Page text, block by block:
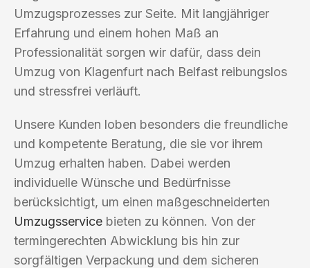
Umzugsprozesses zur Seite. Mit langjähriger
Erfahrung und einem hohen Maß an
Professionalität sorgen wir dafür, dass dein
Umzug von Klagenfurt nach Belfast reibungslos
und stressfrei verläuft.
Unsere Kunden loben besonders die freundliche
und kompetente Beratung, die sie vor ihrem
Umzug erhalten haben. Dabei werden
individuelle Wünsche und Bedürfnisse
berücksichtigt, um einen maßgeschneiderten
Umzugsservice bieten zu können. Von der
termingerechten Abwicklung bis hin zur
sorgfältigen Verpackung und dem sicheren